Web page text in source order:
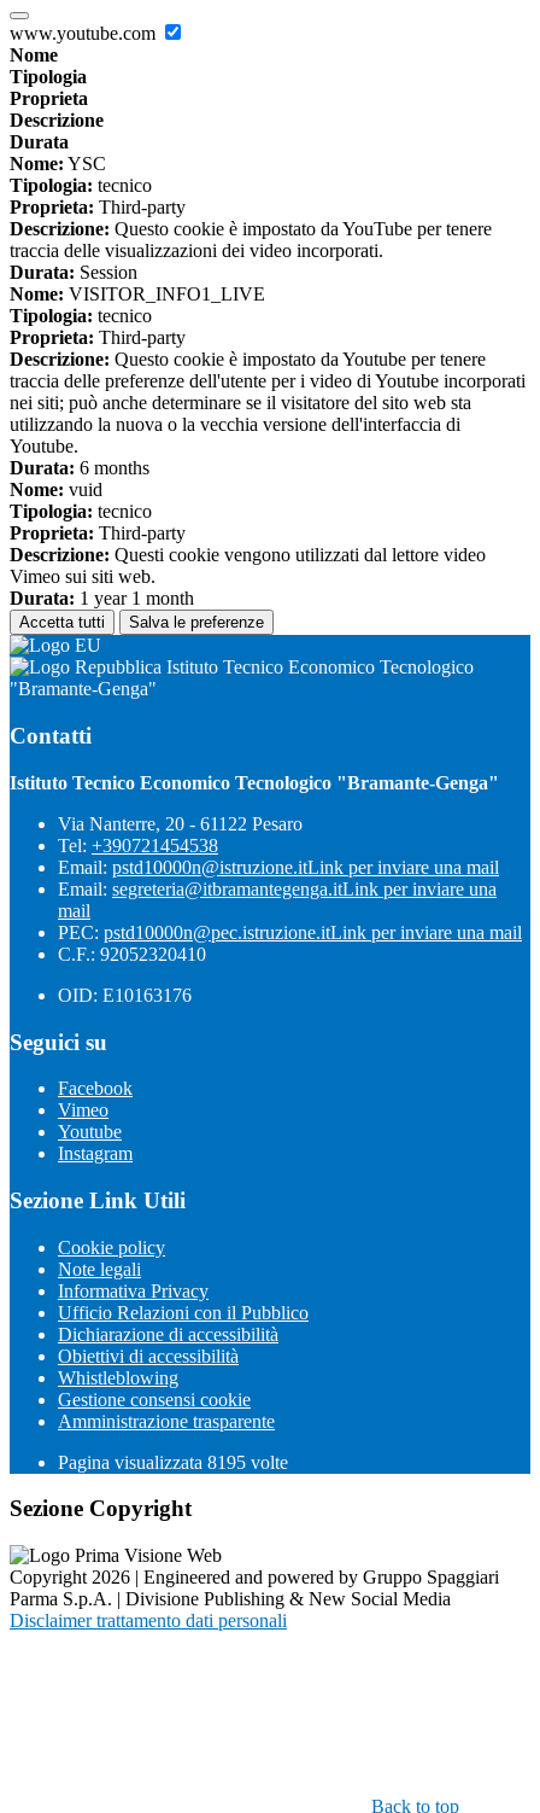
www.youtube.com
Nome
Tipologia
Proprieta
Descrizione
Durata
Nome: YSC
Tipologia: tecnico
Proprieta: Third-party
Descrizione: Questo cookie è impostato da YouTube per tenere
traccia delle visualizzazioni dei video incorporati.
Durata: Session
Nome: VISITOR_INFO1_LIVE
Tipologia: tecnico
Proprieta: Third-party
Descrizione: Questo cookie è impostato da Youtube per tenere
traccia delle preferenze dell'utente per i video di Youtube incorporati
nei siti; può anche determinare se il visitatore del sito web sta
utilizzando la nuova o la vecchia versione dell'interfaccia di
Youtube.
Durata: 6 months
Nome: vuid
Tipologia: tecnico
Proprieta: Third-party
Descrizione: Questi cookie vengono utilizzati dal lettore video
Vimeo sui siti web.
Durata: 1 year 1 month
Accetta tutti Salva le preferenze
Istituto Tecnico Economico Tecnologico
"Bramante-Genga"
Contatti
Istituto Tecnico Economico Tecnologico "Bramante-Genga"
Via Nanterre, 20 - 61122 Pesaro
Tel: +390721454538
Email: pstd10000n@istruzione.itLink per inviare una mail
Email: segreteria@itbramantegenga.itLink per inviare una
mail
PEC: pstd10000n@pec.istruzione.itLink per inviare una mail
C.F.: 92052320410
OID: E10163176
Seguici su
Facebook
Vimeo
Youtube
Instagram
Sezione Link Utili
Cookie policy
Note legali
Informativa Privacy
Ufficio Relazioni con il Pubblico
Dichiarazione di accessibilità
Obiettivi di accessibilità
Whistleblowing
Gestione consensi cookie
Amministrazione trasparente
Pagina visualizzata 8195 volte
Sezione Copyright
Copyright 2026 | Engineered and powered by Gruppo Spaggiari
Parma S.p.A. | Divisione Publishing & New Social Media
Disclaimer trattamento dati personali
Back to top